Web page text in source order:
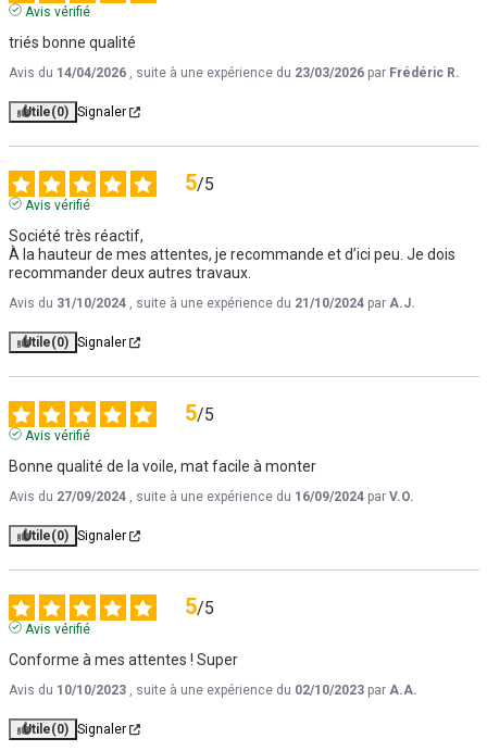
Avis vérifié
triés bonne qualité
Avis du 14/04/2026 , suite à une expérience du 23/03/2026 par Frédéric R.
Utile(0) Signaler
5/5
Avis vérifié
Société très réactif,
À la hauteur de mes attentes, je recommande et d’ici peu. Je dois
recommander deux autres travaux.
Avis du 31/10/2024 , suite à une expérience du 21/10/2024 par A.J.
Utile(0) Signaler
5/5
Avis vérifié
Bonne qualité de la voile, mat facile à monter
Avis du 27/09/2024 , suite à une expérience du 16/09/2024 par V.O.
Utile(0) Signaler
5/5
Avis vérifié
Conforme à mes attentes ! Super
Avis du 10/10/2023 , suite à une expérience du 02/10/2023 par A.A.
Utile(0) Signaler